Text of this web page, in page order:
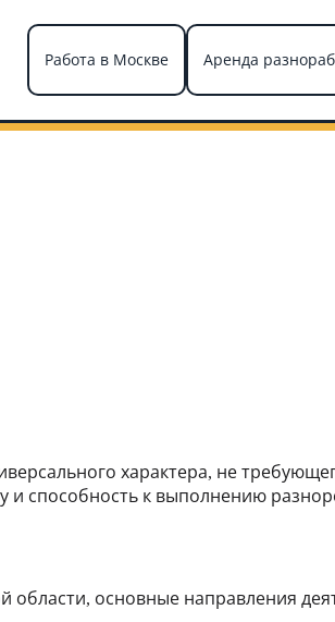
Работа в Москве Аренда
характера, не
способность к выполнению
области, основные направления